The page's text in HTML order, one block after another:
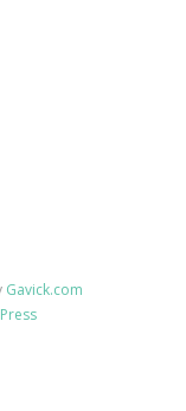
Gavick.com